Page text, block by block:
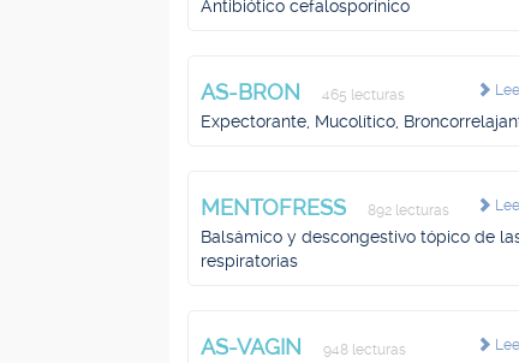
Antibiótico cefalosporínico
AS-BRON 465 lecturas
Expectorante, Mucolítico,
MENTOFRESS 892 lecturas
Balsámico y descongestivo tópico de
respiratorias
AS-VAGIN 948 lecturas